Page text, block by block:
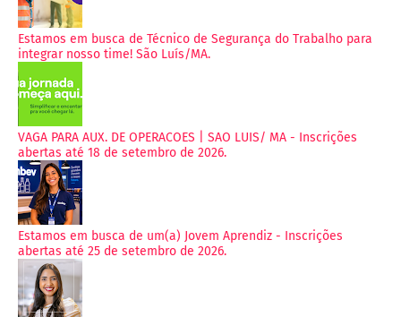
Estamos em busca de Técnico de Segurança do Trabalho para
integrar nosso time! São Luís/MA.
VAGA PARA AUX. DE OPERACOES | SAO LUIS/ MA - Inscrições
abertas até 18 de setembro de 2026.
Estamos em busca de um(a) Jovem Aprendiz - Inscrições
abertas até 25 de setembro de 2026.